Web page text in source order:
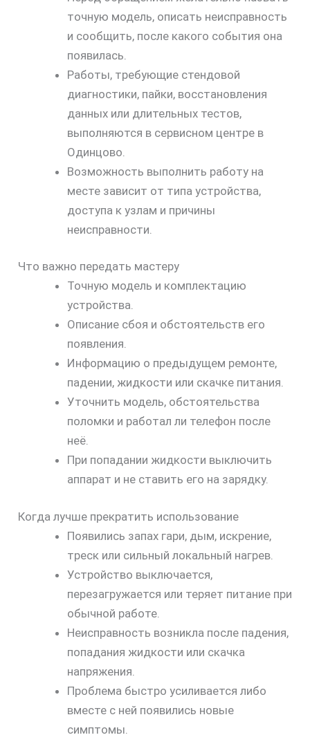
точную модель, описать неисправность
и сообщить, после какого события она
появилась.
Работы, требующие стендовой
диагностики, пайки, восстановления
данных или длительных тестов,
выполняются в сервисном центре в
Одинцово.
Возможность выполнить работу на
месте зависит от типа устройства,
доступа к узлам и причины
неисправности.
Что важно передать мастеру
Точную модель и комплектацию
устройства.
Описание сбоя и обстоятельств его
появления.
Информацию о предыдущем ремонте,
падении, жидкости или скачке питания.
Уточнить модель, обстоятельства
поломки и работал ли телефон после
неё.
При попадании жидкости выключить
аппарат и не ставить его на зарядку.
Когда лучше прекратить использование
Появились запах гари, дым, искрение,
треск или сильный локальный нагрев.
Устройство выключается,
перезагружается или теряет питание при
обычной работе.
Неисправность возникла после падения,
попадания жидкости или скачка
напряжения.
Проблема быстро усиливается либо
вместе с ней появились новые
симптомы.